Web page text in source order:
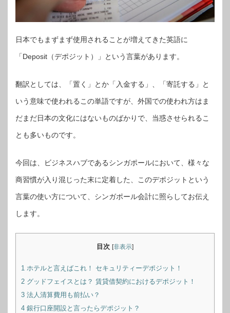
日本でもまずまず使用されることが増えてきた英語に
「Deposit（デポジット）」という言葉があります。
翻訳としては、「置く」とか「入金する」、「寄託する」と
いう意味で使われるこの単語ですが、外国での使われ方はま
だまだ日本の文化にはないものばかりで、当惑させられるこ
とも多いものです。
今回は、ビジネスハブであるシンガポールにおいて、様々な
商習慣が入り混じった末に定着した、このデポジットという
言葉の使い方について、シンガポール会計に照らしてお伝え
します。
目次 [非表示]
1 ホテルと言えばこれ！ セキュリティーデポジット！
2 グッドフェイスとは？ 賃貸借契約におけるデポジット！
3 法人清算費用も前払い？
4 銀行口座開設と言ったらデポジット？